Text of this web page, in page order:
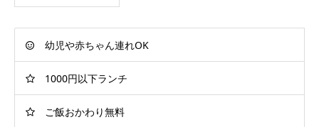
幼児や赤ちゃん連れOK
1000円以下ランチ
ご飯おかわり無料